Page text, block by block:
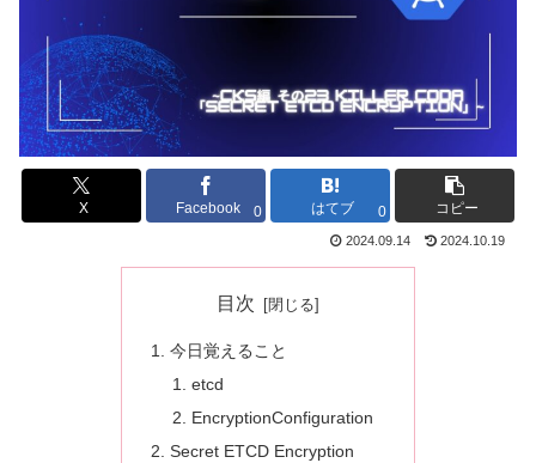
X Facebook 0 はてブ 0 コピー
2024.09.14 2024.10.19
目次
今日覚えること
etcd
EncryptionConfiguration
Secret ETCD Encryption